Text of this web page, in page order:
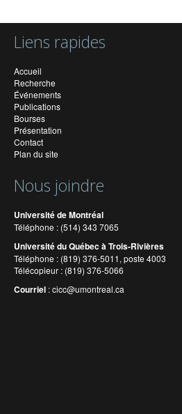
Liens rapides
Accueil
Recherche
Événements
Publications
Bourses
Présentation
Contact
Plan du site
Nous joindre
Université de Montréal
Téléphone : (514) 343 7065
Université du Québec à Trois-Rivières
Téléphone : (819) 376-5011, poste 4003
Télécopieur : (819) 376-5066
Courriel :cicc@umontreal.ca